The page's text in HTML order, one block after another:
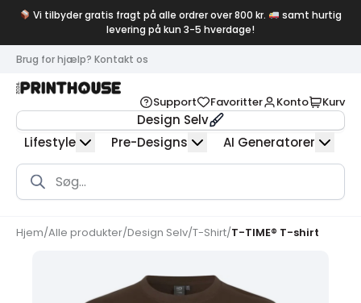
Vi tilbyder gratis fragt på alle ordrer over 800 kr.
samt hurtig
levering på kun 3-5 hverdage!
Brug for hjælp? Kontakt os
Support Favoritter Konto Kurv
Design Selv
Lifestyle
Pre-Designs AI Generatorer
Products
search
Hjem/Alle produkter/Design Selv/T-Shirt/T-TIME® T-shirt